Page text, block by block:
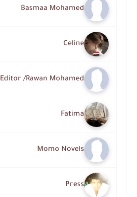
Basmaa Mohamed
Celine
Editor /Rawan Mohamed
Fatima
Momo Novels
Press